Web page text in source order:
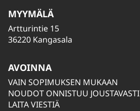
MYYMÄLÄ
Artturintie 15
36220 Kangasala
AVOINNA
VAIN SOPIMUKSEN MUKAAN
NOUDOT ONNISTUU JOUSTAVASTI
LAITA VIESTIÄ